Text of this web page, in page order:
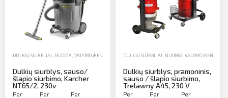
DULKIŲ SIURBLIAI NUOMA VALYMO ĮRENGINIAI
Dulkių siurblys, sauso/
šlapio siurbimo, Karcher
NT65/2, 230v
Per
Per
Per
DULKIŲ SIURBLIAI NUOMA VALYMO ĮRENGINIAI
Dulkių siurblys, pramoninis,
sauso / šlapio siurbimo,
Trelawny A45, 230 V
Per
Per
Per